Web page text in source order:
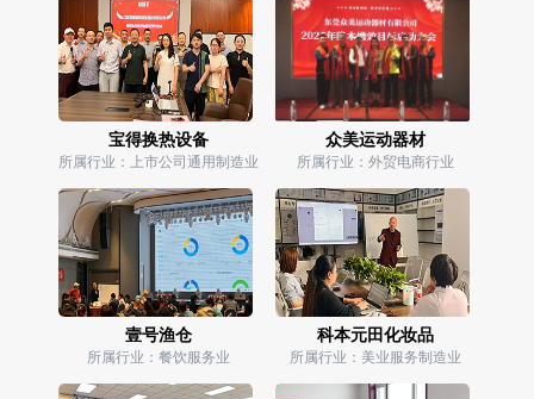
宝得换热设备
所属行业：上市公司通用制造业
众美运动器材
所属行业：外贸电商行业
壹号渔仓
所属行业：餐饮服务业
科本元田化妆品
所属行业：美业服务制造业